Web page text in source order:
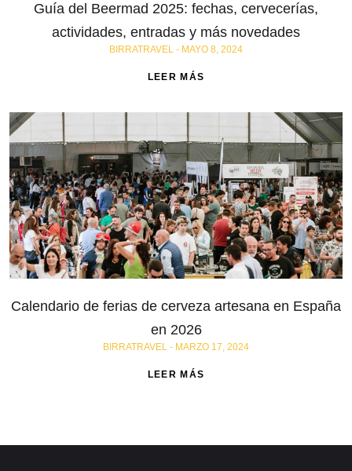
Guía del Beermad 2025: fechas, cervecerías,
actividades, entradas y más novedades
BIRRATRAVEL MAYO 8, 2024
LEER MÁS
Calendario de ferias de cerveza artesana en España
en 2026
BIRRATRAVEL MARZO 17, 2024
LEER MÁS